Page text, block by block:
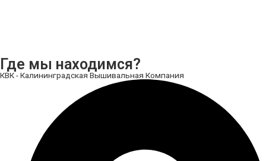
Где мы находимся?
КВК - Калининградская Вышивальная Компания